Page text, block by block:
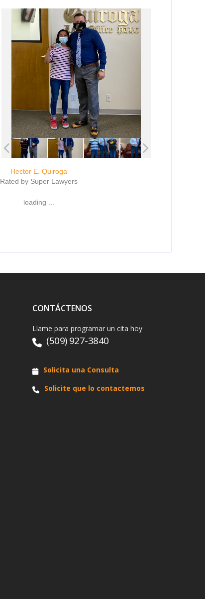
Hector E. Quiroga
Rated by Super Lawyers
loading ...
CONTÁCTENOS
Llame para programar un cita hoy
(509) 927-3840
Solicita una Consulta
Solicite que lo contactemos